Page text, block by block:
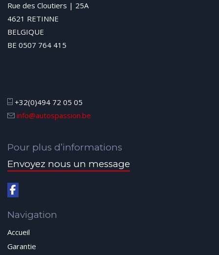
Rue des Cloutiers | 25A
4621 RETINNE
BELGIQUE
BE 0507 764 415
+32(0)494 72 05 05
info@autospassion.be
Pour plus d’informations
Envoyez nous un message
Navigation
Accueil
Garantie